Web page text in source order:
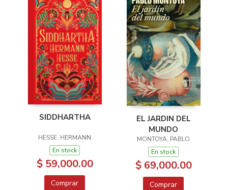
SIDDHARTHA
HESSE, HERMANN
En stock
$ 59,000.00
Comprar
EL JARDIN DEL
MUNDO
MONTOYA, PABLO
En stock
$ 69,000.00
Comprar